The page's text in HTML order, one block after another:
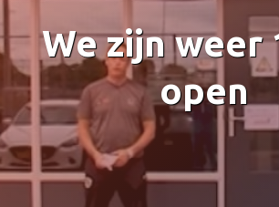
We zijn weer
open